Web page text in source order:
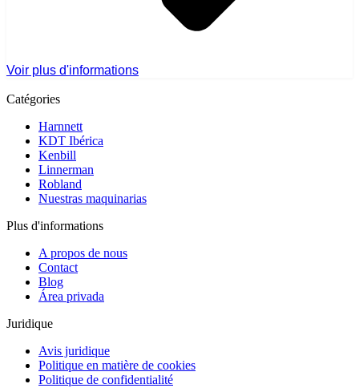
Voir plus d'informations
Catégories
Harnnett
KDT Ibérica
Kenbill
Linnerman
Robland
Nuestras maquinarias
Plus d'informations
A propos de nous
Contact
Blog
Área privada
Juridique
Avis juridique
Politique en matière de cookies
Politique de confidentialité